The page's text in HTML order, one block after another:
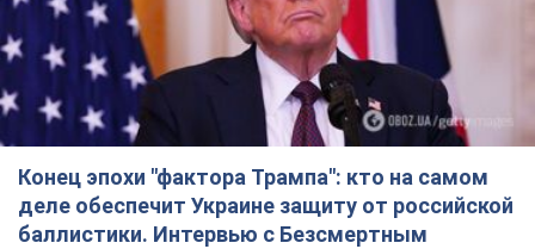
Конец эпохи "фактора Трампа": кто на самом
деле обеспечит Украине защиту от российской
баллистики. Интервью с Безсмертным